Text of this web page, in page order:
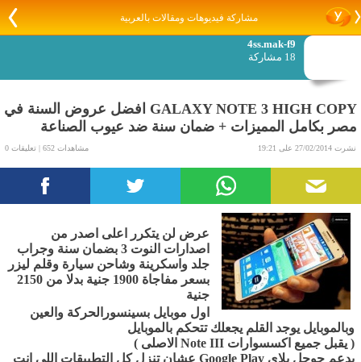
مشاركة فيديوهات ومقالات بالعربية
4ss.mak-f9
18 مشاركة
GALAXY NOTE 3 HIGH COPY افضل عروض السنة في
مصر بكامل المميزات + ضمان سنة ضد عيوب الصناعة
نشرت 27/02/2014 على 19:21 مشاهدات 652 | تعليقات 0
عرض لن يتكرر اعلى اصدر من
اصدارات النوت 3 بضمان سنة وجراب
جلد واسكرينة وشاحن سيارة وقلم ليزر
بسعر مفاجاة 1900 جنية بدلا من 2150
جنية
اول موبايل بسينسورالحركة والعين
وبالموبايل يوجد القلم يجعلك تتحكم بالموبايل
( يقبل جميع اكسسوارات Note III الاصلى )
يدعم جوجل بلاي Google Play عشان تنزل كل التطبيقات اللي انت